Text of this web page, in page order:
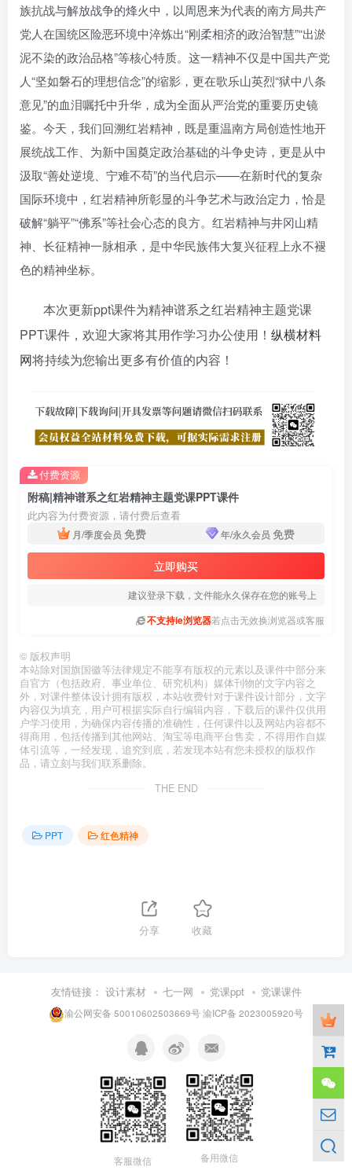
族抗战与解放战争的烽火中，以周恩来为代表的南方局共产
党人在国统区险恶环境中淬炼出“刚柔相济的政治智慧”“出淤
泥不染的政治品格”等核心特质。这一精神不仅是中国共产党
人“坚如磐石的理想信念”的缩影，更在歌乐山英烈“狱中八条
意见”的血泪嘱托中升华，成为全面从严治党的重要历史镜
鉴。今天，我们回溯红岩精神，既是重温南方局创造性地开
展统战工作、为新中国奠定政治基础的斗争史诗，更是从中
汲取“善处逆境、宁难不苟”的当代启示——在新时代的复杂
国际环境中，红岩精神所彰显的斗争艺术与政治定力，恰是
破解“躺平”“佛系”等社会心态的良方。红岩精神与井冈山精
神、长征精神一脉相承，是中华民族伟大复兴征程上永不褪
色的精神坐标。
本次更新ppt课件为精神谱系之红岩精神主题党课
PPT课件，欢迎大家将其用作学习办公使用！ 纵横材料
网将持续为您输出更多有价值的内容！
附稿|精神谱系之红岩精神主题党课PPT课件
此内容为付费资源，请付费后查看
月/季度会员 免费 年/永久会员 免费
立即购买
建议登录下载，文件能永久保存在您的账号上
不支持ie浏览器若点击无效换浏览器或客服
付费资源
© 版权声明
本站除对国旗国徽等法律规定不能享有版权的元素以及课件中部分来
自官方（包括政府、事业单位、研究机构）媒体刊物的文字内容之
外，对课件整体设计拥有版权，本站收费针对于课件设计部分，文字
内容仅为填充，用户可根据实际自行编辑内容，下载后的课件仅供用
户学习使用，为确保内容传播的准确性，任何课件以及网站内容都不
得商用，包括传播到其他网站、淘宝等电商平台售卖，不得用作自媒
体引流等，一经发现，追究到底，若发现本站有您未授权的版权作
品，请立刻与我们联系删除。
THE END
PPT 红色精神
分享 收藏
友情链接： 设计素材 七一网 党课ppt 党课课件
渝公网安备 50010602503669号渝ICP备 2023005920号
客服微信 备用微信